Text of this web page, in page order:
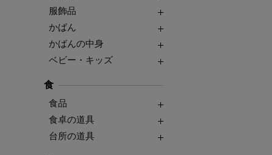
服飾品
かばん
かばんの中身
ベビー・キッズ
食
食品
食卓の道具
台所の道具